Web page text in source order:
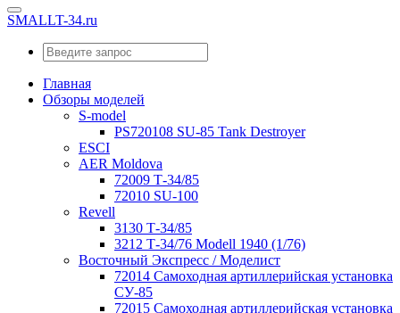
SMALLT-34.ru
Главная
Обзоры моделей
S-model
PS720108 SU-85 Tank Destroyer
ESCI
AER Moldova
72009 Т-34/85
72010 SU-100
Revell
3130 Т-34/85
3212 Т-34/76 Modell 1940 (1/76)
Восточный Экспресс / Моделист
72014 Самоходная артиллерийская установка
СУ-85
72015 Самоходная артиллерийская установка